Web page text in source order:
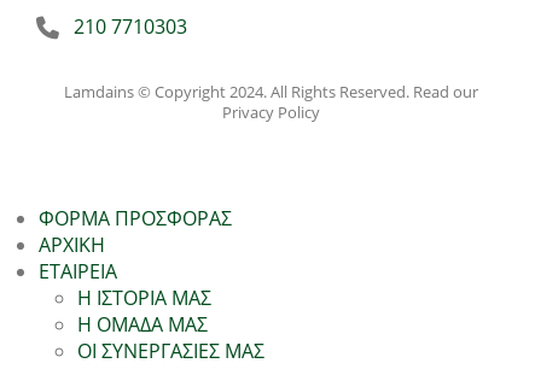
210 7710303
Lamdains © Copyright 2024. All Rights Reserved. Read our
Privacy Policy
ΦΟΡΜΑ ΠΡΟΣΦΟΡΑΣ
ΑΡΧΙΚΗ
ΕΤΑΙΡΕΙΑ
Η ΙΣΤΟΡΙΑ ΜΑΣ
Η ΟΜΑΔΑ ΜΑΣ
ΟΙ ΣΥΝΕΡΓΑΣΙΕΣ ΜΑΣ